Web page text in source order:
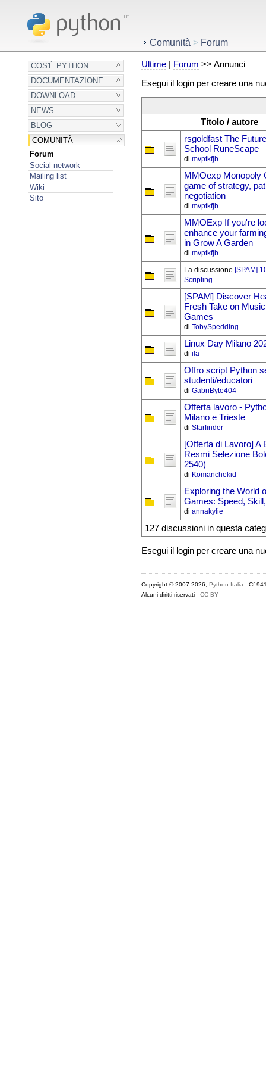
COS'È PYTHON
DOCUMENTAZIONE
DOWNLOAD
NEWS
BLOG
COMUNITÀ
Forum
Social network
Mailing list
Wiki
Sito
Comunità > Forum
Ultime| Forum >> Annunci
Esegui il login per creare una
Titolo / autore
rsgoldfast The
School RuneScape
di mvptkfjb
MMOexp Monopoly
game of strategy,
negotiation
di mvptkfjb
MMOExp If you're
enhance your
in Grow A Garden
di mvptkfjb
La discussione [SPAM]
Scripting.
[SPAM] Discover
Fresh Take on
Games
di TobySpedding
Linux Day Milano
di ila
Offro script Python
studenti/educatori
di GabriByte404
Offerta lavoro -
Milano e Trieste
di Starfinder
[Offerta di Lavoro] A
Resmi Selezione
2540)
di Komanchekid
Exploring the World
Games: Speed,
di annakylie
127 discussioni in questa
Esegui il login per creare una
Copyright © 2007-2026, Python Italia - Cf
Alcuni diritti riservati - CC-BY